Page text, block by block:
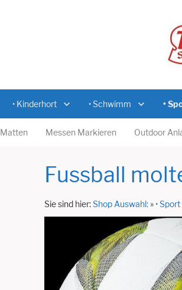
• Kinderhort • Schwimm •
Matten Messen Markieren Outdoor
Fussball
Sie sind hier:Shop Auswahl:»• Sport